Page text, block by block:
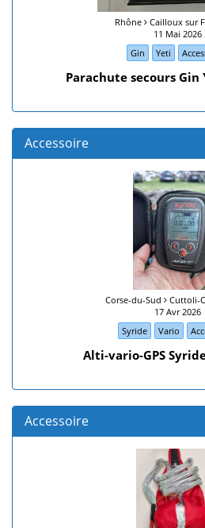
Rhône Cailloux sur
11 Mai 2026
Gin
Yeti
Parachute secours Gin
Accessoire
Corse-du-Sud
Cuttoli-
17 Avr 2026
Syride
Vario
Alti-vario-GPS
Accessoire